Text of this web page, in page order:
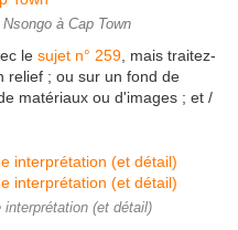
à Cap Town
le sujet n° 259 , mais traitez-
relief ; ou sur un fond de
matériaux ou d'images ; et /
(et détail)